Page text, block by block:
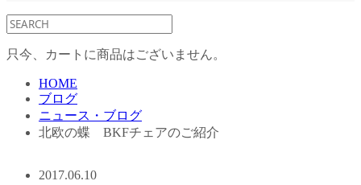
只今、カートに商品はございません。
HOME
ブログ
ニュース・ブログ
北欧の蝶 BKFチェアのご紹介
2017.06.10